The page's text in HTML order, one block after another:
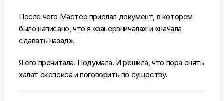
После чего Мастер прислал документ, в котором
было написано, что я «занервничала» и «начала
сдавать назад».
Я его прочитала. Подумала. И решила, что пора снять
халат скепсиса и поговорить по существу.